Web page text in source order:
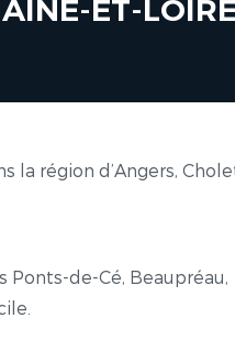
ET-LOIRE
la région d’Angers,
de-Cé, Beaupréau,